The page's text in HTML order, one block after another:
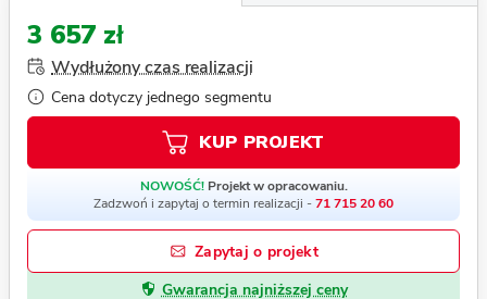
3 657 zł
Wydłużony czas realizacji
Cena dotyczy jednego segmentu
KUP PROJEKT
NOWOŚĆ!Projekt w opracowaniu.
Zadzwoń i zapytaj o termin realizacji -71 715 20 60
Zapytaj o projekt
Gwarancja najniższej ceny